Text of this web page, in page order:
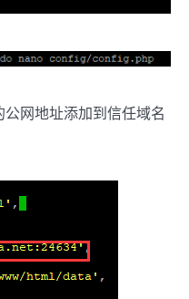
网地址添加到信任域名